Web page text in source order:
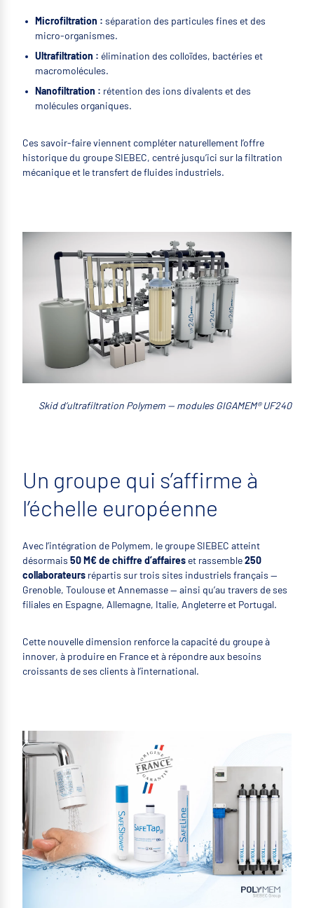
Microfiltration : séparation des particules fines et des
micro-organismes.
Ultrafiltration : élimination des colloïdes, bactéries et
macromolécules.
Nanofiltration : rétention des ions divalents et des
molécules organiques.
Ces savoir-faire viennent compléter naturellement l’offre
historique du groupe SIEBEC, centré jusqu’ici sur la filtration
mécanique et le transfert de fluides industriels.
Skid d’ultrafiltration Polymem — modules GIGAMEM® UF240
Un groupe qui s’affirme à
l’échelle européenne
Avec l’intégration de Polymem, le groupe SIEBEC atteint
désormais 50 M€ de chiffre d’affaires et rassemble250
collaborateurs répartis sur trois sites industriels français —
Grenoble, Toulouse et Annemasse — ainsi qu’au travers de ses
filiales en Espagne, Allemagne, Italie, Angleterre et Portugal.
Cette nouvelle dimension renforce la capacité du groupe à
innover, à produire en France et à répondre aux besoins
croissants de ses clients à l’international.